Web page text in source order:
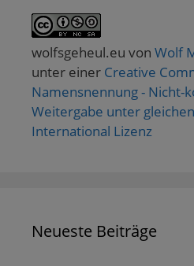
wolfsgeheul.eu von Wolf
unter einer Creative
Namensnennung - Nicht-
Weitergabe unter
International Lizenz
Neueste Beiträge